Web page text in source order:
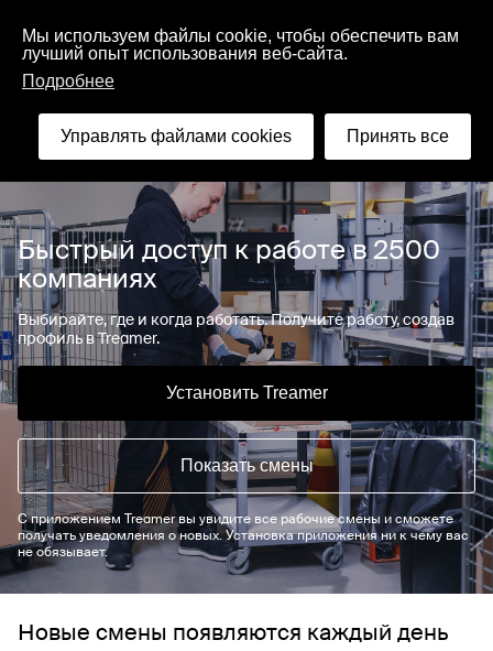
Русский
Быстрый доступ к работе в 2500
компаниях
Выбирайте, где и когда работать. Получите работу, создав
профиль в Treamer.
Установить Treamer
Показать смены
С приложением Treamer вы увидите все рабочие смены и сможете
получать уведомления о новых. Установка приложения ни к чему вас
не обязывает.
Новые смены появляются каждый день
Мы используем файлы cookie, чтобы обеспечить вам
лучший опыт использования веб-сайта.
Подробнее
Управлять файлами cookies Принять все